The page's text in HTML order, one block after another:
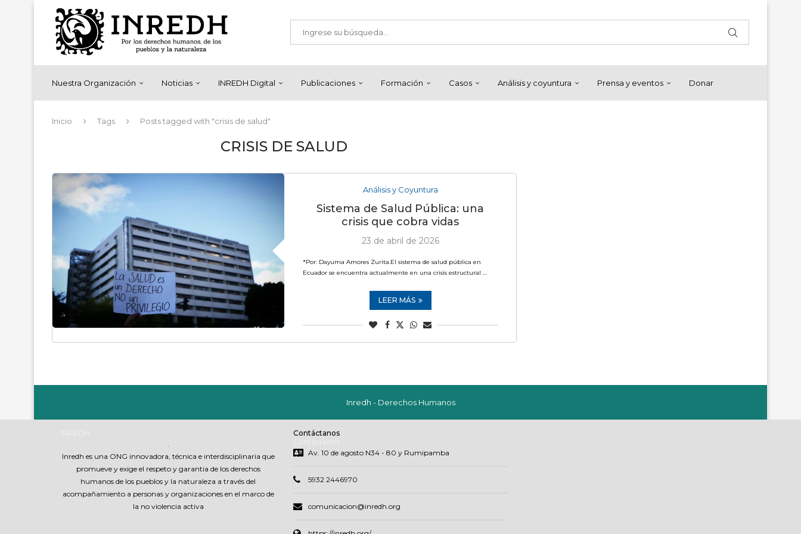
Nuestra Organización Noticias INREDH Digital Publicaciones Formación Casos Análisis y coyuntura Prensa y eventos Donar
Inicio Tags Posts tagged with "crisis de salud"
CRISIS DE SALUD
Análisis y Coyuntura
Sistema de Salud Pública: una
crisis que cobra vidas
23 de abril de 2026
*Por: Dayuma Amores Zurita.El sistema de salud pública en
Ecuador se encuentra actualmente en una crisis estructural …
LEER MÁS
Inredh - Derechos Humanos
.
Inredh es una ONG innovadora, técnica e interdisciplinaria que
promueve y exige el respeto y garantia de los derechos
humanos de los pueblos y la naturaleza a través del
acompañamiento a personas y organizaciones en el marco de
la no violencia activa
Contáctanos
Av. 10 de agosto N34 - 80 y Rumipamba
5932 2446970
comunicacion@inredh.org